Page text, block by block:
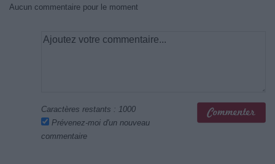
Aucun commentaire pour le moment
Caractères restants : 1000
Prévenez-moi d'un nouveau
commentaire